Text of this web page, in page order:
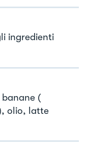
ingredienti
(
olio, latte